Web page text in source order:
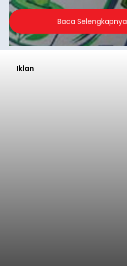
Baca Selengkapnya
Iklan